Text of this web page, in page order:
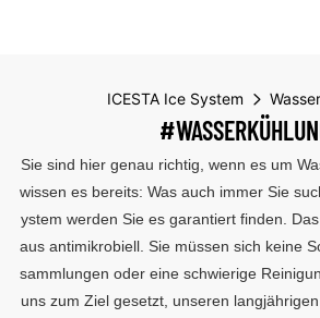
ICESTA Ice System
Sie sind hier genau richtig, wenn es um
wissen es bereits: Was auch immer Sie
ystem werden Sie es garantiert finden.
aus antimikrobiell. Sie müssen sich keine
sammlungen oder eine schwierige
uns zum Ziel gesetzt, unseren